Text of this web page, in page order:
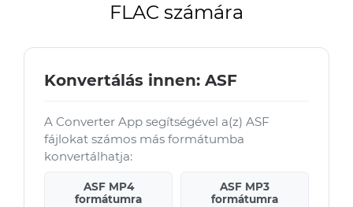
FLAC számára
Konvertálás innen: ASF
A Converter App segítségével a(z) ASF
fájlokat számos más formátumba
konvertálhatja:
ASF MP4
formátumra
ASF MP3
formátumra